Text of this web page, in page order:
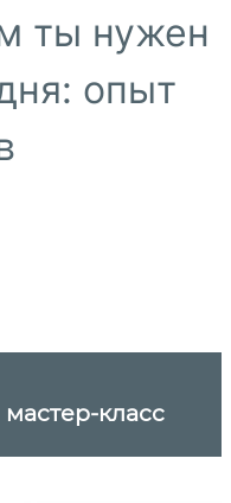
ты нужен
опыт
мастер-класс